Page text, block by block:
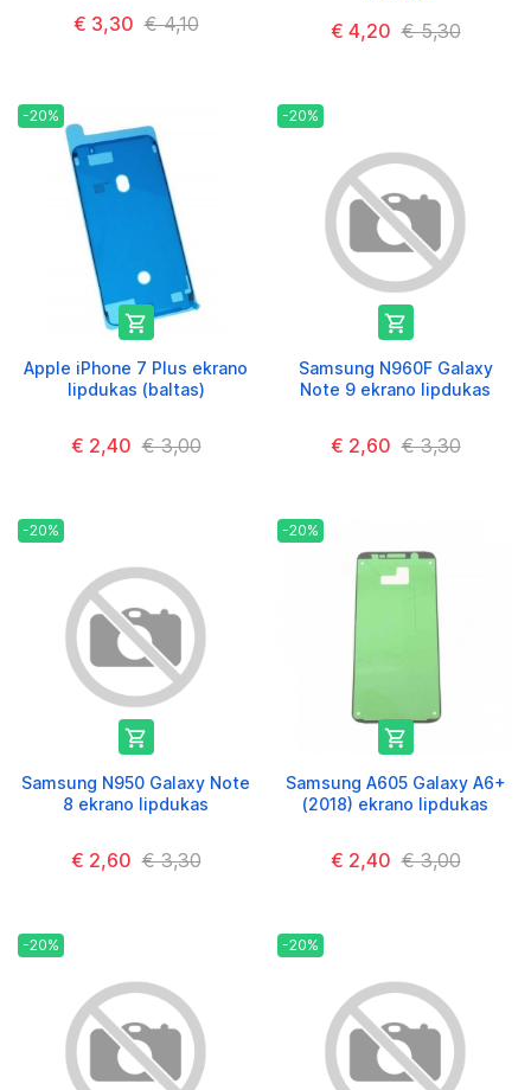
€ 3,30 € 4,10 € 4,20 € 5,30
-20%

Apple iPhone 7 Plus ekrano
lipdukas (baltas)
€ 2,40 € 3,00
-20%

Samsung N960F Galaxy
Note 9 ekrano lipdukas
€ 2,60 € 3,30
-20%

Samsung N950 Galaxy Note
8 ekrano lipdukas
€ 2,60 € 3,30
-20%

Samsung A605 Galaxy A6+
(2018) ekrano lipdukas
€ 2,40 € 3,00
-20% -20%